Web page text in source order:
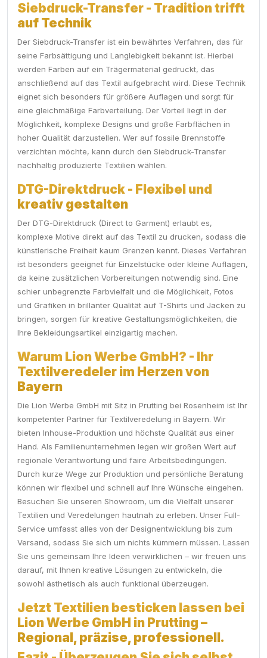
Siebdruck-Transfer - Tradition trifft
auf Technik
Der Siebdruck-Transfer ist ein bewährtes Verfahren, das für
seine Farbsättigung und Langlebigkeit bekannt ist. Hierbei
werden Farben auf ein Trägermaterial gedruckt, das
anschließend auf das Textil aufgebracht wird. Diese Technik
eignet sich besonders für größere Auflagen und sorgt für
eine gleichmäßige Farbverteilung. Der Vorteil liegt in der
Möglichkeit, komplexe Designs und große Farbflächen in
hoher Qualität darzustellen. Wer auf fossile Brennstoffe
verzichten möchte, kann durch den Siebdruck-Transfer
nachhaltig produzierte Textilien wählen.
DTG-Direktdruck - Flexibel und
kreativ gestalten
Der DTG-Direktdruck (Direct to Garment) erlaubt es,
komplexe Motive direkt auf das Textil zu drucken, sodass die
künstlerische Freiheit kaum Grenzen kennt. Dieses Verfahren
ist besonders geeignet für Einzelstücke oder kleine Auflagen,
da keine zusätzlichen Vorbereitungen notwendig sind. Eine
schier unbegrenzte Farbvielfalt und die Möglichkeit, Fotos
und Grafiken in brillanter Qualität auf T-Shirts und Jacken zu
bringen, sorgen für kreative Gestaltungsmöglichkeiten, die
Ihre Bekleidungsartikel einzigartig machen.
Warum Lion Werbe GmbH? - Ihr
Textilveredeler im Herzen von
Bayern
Die Lion Werbe GmbH mit Sitz in Prutting bei Rosenheim ist Ihr
kompetenter Partner für Textilveredelung in Bayern. Wir
bieten Inhouse-Produktion und höchste Qualität aus einer
Hand. Als Familienunternehmen legen wir großen Wert auf
regionale Verantwortung und faire Arbeitsbedingungen.
Durch kurze Wege zur Produktion und persönliche Beratung
können wir flexibel und schnell auf Ihre Wünsche eingehen.
Besuchen Sie unseren Showroom, um die Vielfalt unserer
Textilien und Veredelungen hautnah zu erleben. Unser Full-
Service umfasst alles von der Designentwicklung bis zum
Versand, sodass Sie sich um nichts kümmern müssen. Lassen
Sie uns gemeinsam Ihre Ideen verwirklichen – wir freuen uns
darauf, mit Ihnen kreative Lösungen zu entwickeln, die
sowohl ästhetisch als auch funktional überzeugen.
Jetzt Textilien besticken lassen bei
Lion Werbe GmbH in Prutting –
Regional, präzise, professionell.